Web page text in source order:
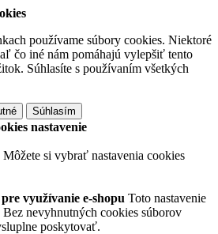
používame súbory cookies. Niektoré
čo iné nám pomáhajú vylepšiť tento
Súhlasíte s používaním všetkých
Súhlasím
nastavenie
si vybrať nastavenia cookies
využívanie e-shopu Toto nastavenie
nevyhnutných cookies súborov
poskytovať.